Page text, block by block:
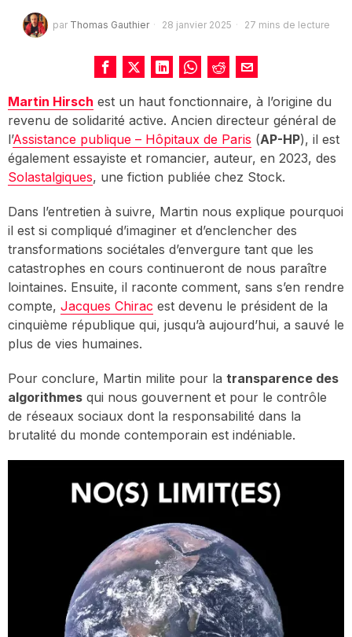
par Thomas Gauthier 28 janvier 2025 27 mins de lecture
Martin Hirsch est un haut fonctionnaire, à l’origine du
revenu de solidarité active. Ancien directeur général de
l’Assistance publique – Hôpitaux de Paris (AP-HP), il est
également essayiste et romancier, auteur, en 2023, des
Solastalgiques, une fiction publiée chez Stock.
Dans l’entretien à suivre, Martin nous explique pourquoi
il est si compliqué d’imaginer et d’enclencher des
transformations sociétales d’envergure tant que les
catastrophes en cours continueront de nous paraître
lointaines. Ensuite, il raconte comment, sans s’en rendre
compte, Jacques Chirac est devenu le président de la
cinquième république qui, jusqu’à aujourd’hui, a sauvé le
plus de vies humaines.
Pour conclure, Martin milite pour la transparence des
algorithmes qui nous gouvernent et pour le contrôle
de réseaux sociaux dont la responsabilité dans la
brutalité du monde contemporain est indéniable.